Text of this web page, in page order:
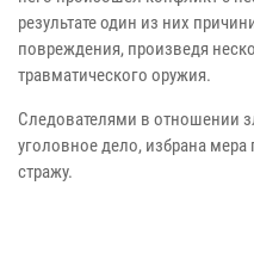
результате один из них
повреждения, произведя
травматического оружия.
Следователями в отношении
уголовное дело, избрана
стражу.